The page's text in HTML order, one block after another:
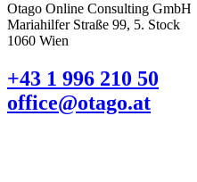
Otago Online Consulting GmbH
Mariahilfer Straße 99, 5. Stock
1060 Wien
+43 1 996 210 50
office@otago.at